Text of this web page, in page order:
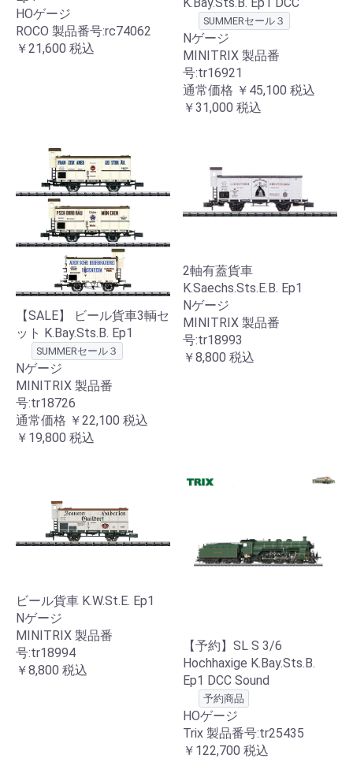
HOゲージ
ROCO 製品番号:rc74062
￥21,600 税込
SUMMERセール３
Nゲージ
MINITRIX 製品番
号:tr16921
通常価格 ￥45,100 税込
￥31,000 税込
【SALE】 ビール貨車3輌セ
ット K.Bay.Sts.B. Ep1
SUMMERセール３
Nゲージ
MINITRIX 製品番
号:tr18726
通常価格 ￥22,100 税込
￥19,800 税込
2軸有蓋貨車
K.Saechs.Sts.E.B. Ep1
Nゲージ
MINITRIX 製品番
号:tr18993
￥8,800 税込
ビール貨車 K.W.St.E. Ep1
Nゲージ
MINITRIX 製品番
号:tr18994
￥8,800 税込
【予約】SL S 3/6
Hochhaxige K.Bay.Sts.B.
Ep1 DCC Sound
予約商品
HOゲージ
Trix 製品番号:tr25435
￥122,700 税込